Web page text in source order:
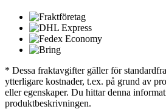
* Dessa fraktavgifter gäller för
ytterligare kostnader, t.ex. på grund av
eller egenskaper. Du hittar denna
produktbeskrivningen.